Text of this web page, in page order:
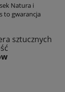
Natura i
to gwarancja
sztucznych